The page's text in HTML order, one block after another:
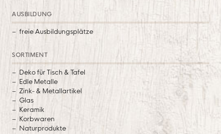
AUSBILDUNG
freie Ausbildungsplätze
SORTIMENT
Deko für Tisch & Tafel
Edle Metalle
Zink- & Metallartikel
Glas
Keramik
Korbwaren
Naturprodukte